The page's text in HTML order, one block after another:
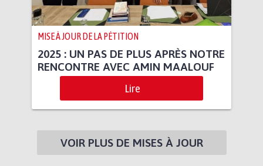
MISE À JOUR DE LA PÉTITION
2025 : UN PAS DE PLUS APRÈS NOTRE
RENCONTRE AVEC AMIN MAALOUF
Lire
VOIR PLUS DE MISES À JOUR